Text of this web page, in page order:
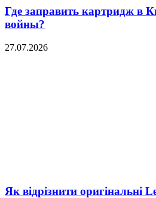
Где заправить картридж в
войны?
27.07.2026
Як відрізнити оригінальні